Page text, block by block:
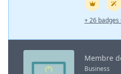
+ 26
Membre
Business